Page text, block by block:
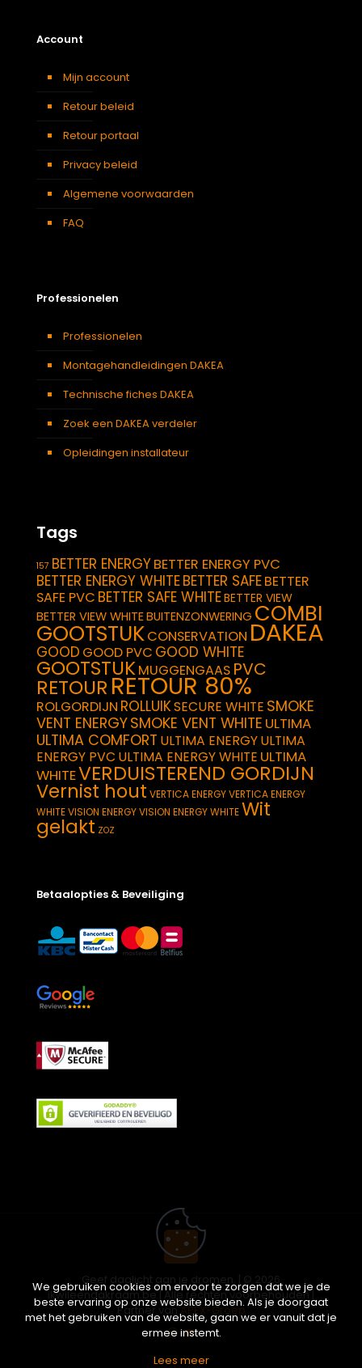
Account
Mijn account
Retour beleid
Retour portaal
Privacy beleid
Algemene voorwaarden
FAQ
Professionelen
Professionelen
Montagehandleidingen DAKEA
Technische fiches DAKEA
Zoek een DAKEA verdeler
Opleidingen installateur
Tags
157 BETTER ENERGYBETTER ENERGY PVC
BETTER ENERGY WHITEBETTER SAFEBETTER
SAFE PVC BETTER SAFE WHITEBETTER VIEW
BETTER VIEW WHITEBUITENZONWERING COMBI
GOOTSTUKCONSERVATION DAKEA
GOOD GOOD PVC GOOD WHITE
GOOTSTUKMUGGENGAAS PVC
RETOUR RETOUR 80%
ROLGORDIJN ROLLUIKSECURE WHITE SMOKE
VENT ENERGYSMOKE VENT WHITE ULTIMA
ULTIMA COMFORT ULTIMA ENERGYULTIMA
ENERGY PVC ULTIMA ENERGY WHITE ULTIMA
WHITEVERDUISTEREND GORDIJN
Vernist hout VERTICA ENERGYVERTICA ENERGY
WHITEVISION ENERGYVISION ENERGY WHITEWit
gelakt ZOZ
Betaalopties & Beveiliging
Geef daglicht aan je dromen. | © 2026
ikwileendakraam.be | Alle rechten voorbehouden |
Partner vanAPEX-Groep
We gebruiken cookies om ervoor te zorgen dat we je de
beste ervaring op onze website bieden. Als je doorgaat
met het gebruiken van de website, gaan we er vanuit dat je
ermee instemt.
Lees meer